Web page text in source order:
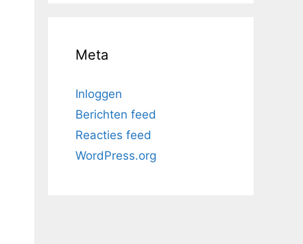
Meta
Inloggen
Berichten feed
Reacties feed
WordPress.org